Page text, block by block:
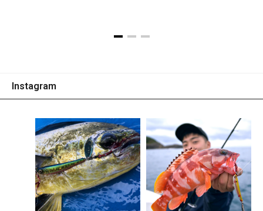
Instagram